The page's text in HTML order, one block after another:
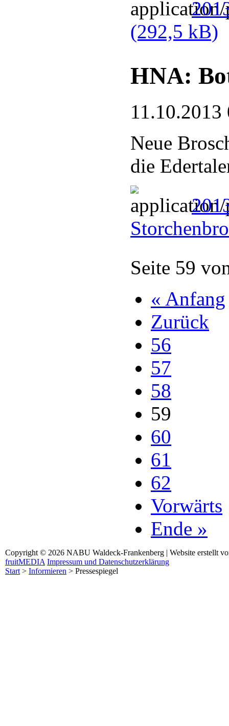
(292,5 kB)
HNA:
11.10.2013
Neue
die
Seite 59
« Anfang
Zurück
56
57
58
59
60
61
62
Vorwärts
Ende »
Copyright © 2026 NABU Waldeck-Frankenberg | Website erstellt
fruitMEDIA Impressum und Datenschutzerklärung
Start> Informieren > Pressespiegel